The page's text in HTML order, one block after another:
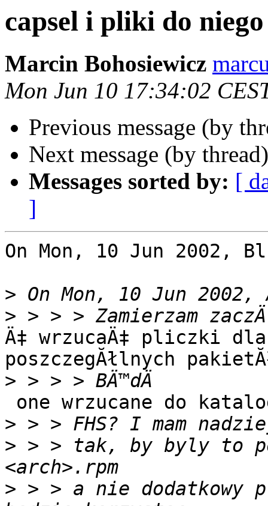
capsel i pliki do niego
Marcin Bohosiewicz
Mon Jun 10 17:34:02
Previous message (by
Next message (by
Messages sorted by: [
]
On Mon, 10 Jun 2002,
>
>
Ä‡ wrzucaÄ‡ pliczki
poszczegĂłlnych
>
>
> > > tak, by byly to
> > > a nie dodatkowy